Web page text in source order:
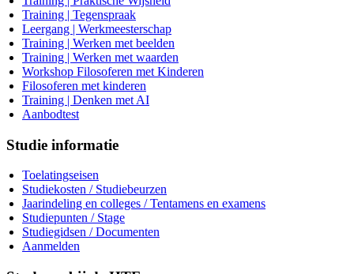
Training | Tegenspraak
Leergang | Werkmeesterschap
Training | Werken met beelden
Training | Werken met waarden
Workshop Filosoferen met Kinderen
Filosoferen met kinderen
Training | Denken met AI
Aanbodtest
Studie informatie
Toelatingseisen
Studiekosten / Studiebeurzen
Jaarindeling en colleges / Tentamens en examens
Studiepunten / Stage
Studiegidsen / Documenten
Aanmelden